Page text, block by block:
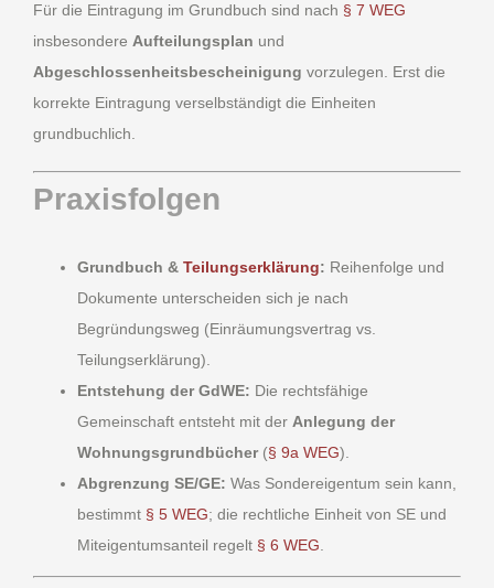
Für die Eintragung im Grundbuch sind nach § 7 WEG
insbesondere Aufteilungsplan und
Abgeschlossenheitsbescheinigung vorzulegen. Erst die
korrekte Eintragung verselbständigt die Einheiten
grundbuchlich.
Praxisfolgen
Grundbuch & Teilungserklärung: Reihenfolge und
Dokumente unterscheiden sich je nach
Begründungsweg (Einräumungsvertrag vs.
Teilungserklärung).
Entstehung der GdWE: Die rechtsfähige
Gemeinschaft entsteht mit der Anlegung der
Wohnungsgrundbücher(§ 9a WEG).
Abgrenzung SE/GE: Was Sondereigentum sein kann,
bestimmt § 5 WEG; die rechtliche Einheit von SE und
Miteigentumsanteil regelt § 6 WEG